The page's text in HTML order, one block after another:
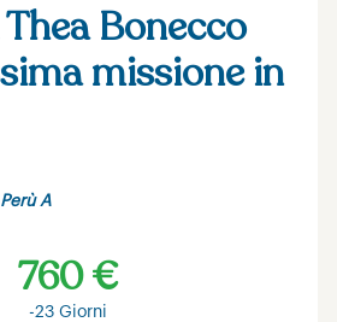
Bonecco
missione in
Perù A
760 €
-23 Giorni